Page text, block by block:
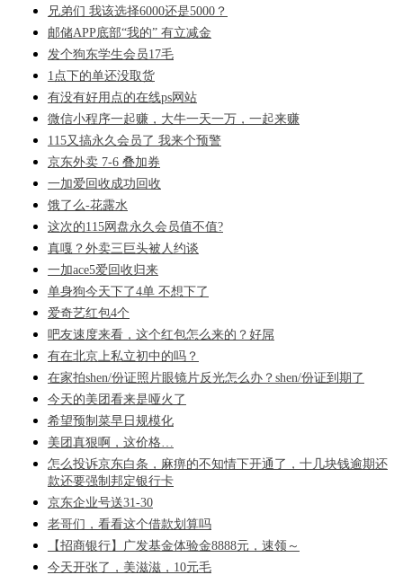
兄弟们 我该选择6000还是5000？
邮储APP底部“我的” 有立减金
发个狗东学生会员17毛
1点下的单还没取货
有没有好用点的在线ps网站
微信小程序一起赚，大牛一天一万，一起来赚
115又搞永久会员了 我来个预警
京东外卖 7-6 叠加券
一加爱回收成功回收
饿了么-花露水
这次的115网盘永久会员值不值?
真嘎？外卖三巨头被人约谈
一加ace5爱回收归来
单身狗今天下了4单 不想下了
爱奇艺红包4个
吧友速度来看，这个红包怎么来的？好屌
有在北京上私立初中的吗？
在家拍shen/份证照片眼镜片反光怎么办？shen/份证到期了
今天的美团看来是哑火了
希望预制菜早日规模化
美团真狠啊，这价格…
怎么投诉京东白条，麻痹的不知情下开通了，十几块钱逾期还
款还要强制邦定银行卡
京东企业号送31-30
老哥们，看看这个借款划算吗
【招商银行】广发基金体验金8888元，速领～
今天开张了，美滋滋，10元毛